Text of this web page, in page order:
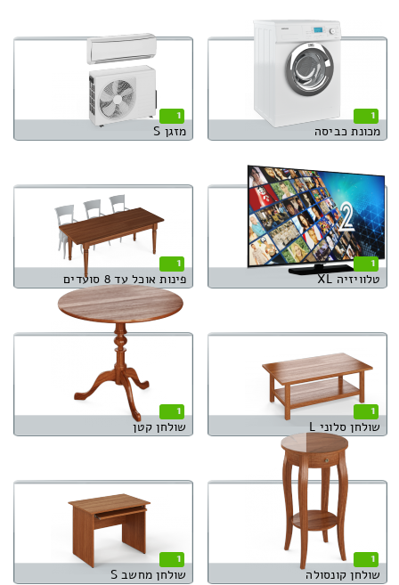
1
מכונת כביסה
1
מזגן S
1
טלוויזיה XL
1
פינות אוכל עד 8 סועדים
1
שולחן סלוני L
1
שולחן קטן
1
שולחן קונסולה
1
שולחן מחשב S